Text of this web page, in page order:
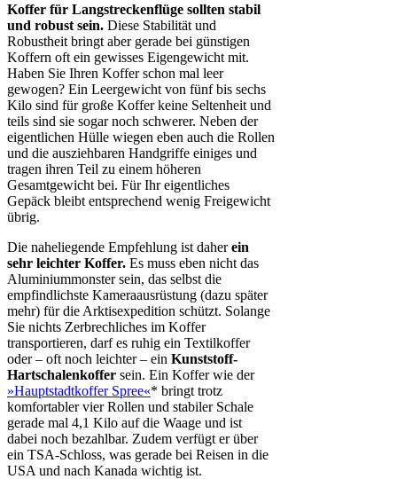
Koffer für Langstreckenflüge sollten stabil
und robust sein. Diese Stabilität und
Robustheit bringt aber gerade bei günstigen
Koffern oft ein gewisses Eigengewicht mit.
Haben Sie Ihren Koffer schon mal leer
gewogen? Ein Leergewicht von fünf bis sechs
Kilo sind für große Koffer keine Seltenheit und
teils sind sie sogar noch schwerer. Neben der
eigentlichen Hülle wiegen eben auch die Rollen
und die ausziehbaren Handgriffe einiges und
tragen ihren Teil zu einem höheren
Gesamtgewicht bei. Für Ihr eigentliches
Gepäck bleibt entsprechend wenig Freigewicht
übrig.
Die naheliegende Empfehlung ist daherein
sehr leichter Koffer. Es muss eben nicht das
Aluminiummonster sein, das selbst die
empfindlichste Kameraausrüstung (dazu später
mehr) für die Arktisexpedition schützt. Solange
Sie nichts Zerbrechliches im Koffer
transportieren, darf es ruhig ein Textilkoffer
oder – oft noch leichter – ein Kunststoff-
Hartschalenkoffer sein. Ein Koffer wie der
»Hauptstadtkoffer Spree«* bringt trotz
komfortabler vier Rollen und stabiler Schale
gerade mal 4,1 Kilo auf die Waage und ist
dabei noch bezahlbar. Zudem verfügt er über
ein TSA-Schloss, was gerade bei Reisen in die
USA und nach Kanada wichtig ist.